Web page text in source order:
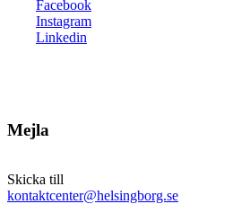
Facebook
Instagram
Linkedin
Mejla
Skicka till
kontaktcenter@helsingborg.se